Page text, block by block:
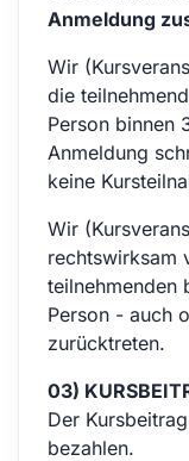
Anmeldung
Wir
die
Person binnen
Anmeldung
keine
Wir
rechtswirksam
teilnehmenden
Person - auch
zurücktreten.
03)
Der
bezahlen.